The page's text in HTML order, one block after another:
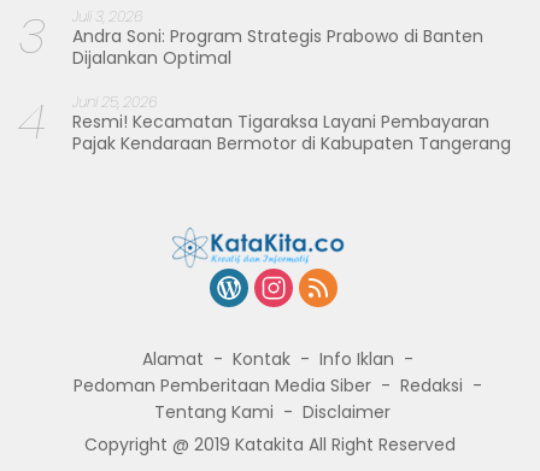
3 Juli 3, 2026
Andra Soni: Program Strategis Prabowo di Banten
Dijalankan Optimal
4 Juni 25, 2026
Resmi! Kecamatan Tigaraksa Layani Pembayaran
Pajak Kendaraan Bermotor di Kabupaten Tangerang
Alamat Kontak
Info Iklan
Pedoman Pemberitaan Media Siber
Redaksi
Tentang Kami
Disclaimer
Copyright @ 2019 Katakita All Right Reserved